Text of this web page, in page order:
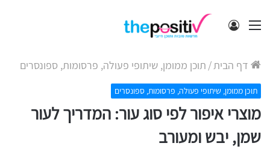
תפריט התחבר
דף הבית/ תוכן ממומן, שיתופי פעולה, פרסומות, ספונסרים
תוכן ממומן, שיתופי פעולה, פרסומות, ספונסרים
מוצרי איפור לפי סוג עור: המדריך לעור
שמן, יבש ומעורב